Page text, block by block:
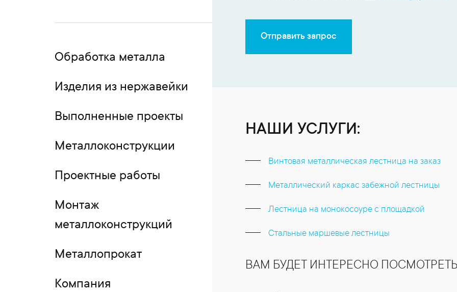
Обработка металла
Изделия из нержавейки
Выполненные проекты
Металлоконструкции
Проектные работы
Монтаж
металлоконструкций
Металлопрокат
Компания
Отправить запрос
НАШИ УСЛУГИ:
Винтовая металлическая лестница на заказ
Металлический каркас забежной лестницы
Лестница на монокосоуре с площадкой
Стальные маршевые лестницы
ВАМ БУДЕТ ИНТЕРЕСНО